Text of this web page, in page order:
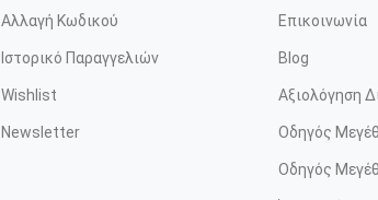
Αλλαγή Κωδικού
Ιστορικό Παραγγελιών
Wishlist
Newsletter
Επικοινωνία
Blog
Αξιολόγηση
Οδηγός
Οδηγός